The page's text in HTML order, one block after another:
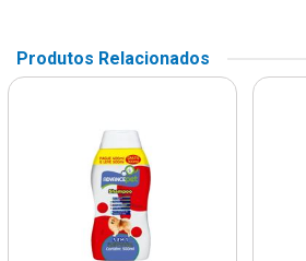
Produtos Relacionados